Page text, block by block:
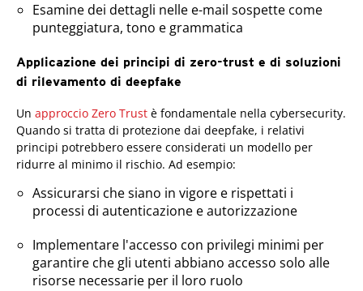
Esamine dei dettagli nelle e-mail sospette come
punteggiatura, tono e grammatica
Applicazione dei principi di zero-trust e di soluzioni
di rilevamento di deepfake
Un approccio Zero Trust è fondamentale nella cybersecurity.
Quando si tratta di protezione dai deepfake, i relativi
principi potrebbero essere considerati un modello per
ridurre al minimo il rischio. Ad esempio:
Assicurarsi che siano in vigore e rispettati i
processi di autenticazione e autorizzazione
Implementare l'accesso con privilegi minimi per
garantire che gli utenti abbiano accesso solo alle
risorse necessarie per il loro ruolo